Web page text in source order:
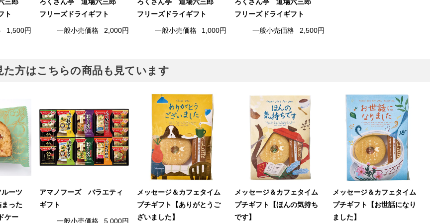
三郎
ト
1,500円
ろくさん亭 道場六三郎
フリーズドライギフト
一般小売価格 2,000円
ろくさん亭 道場六三郎
フリーズドライギフト
一般小売価格 1,000円
ろくさん亭 道場六三郎
フリーズドライギフト
一般小売価格 2,500円
た方はこちらの商品も見ています
ルーツ
った
ケー
アマノフーズ バラエティ
ギフト
一般小売価格 5,000円
メッセージ＆カフェタイム
プチギフト【ありがとうご
ざいました】
メッセージ＆カフェタイム
プチギフト【ほんの気持ち
です】
メッセージ＆カフェタイム
プチギフト【お世話になり
ました】